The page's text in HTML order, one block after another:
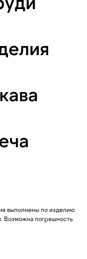
выполнены по изделию
Возможна погрешность